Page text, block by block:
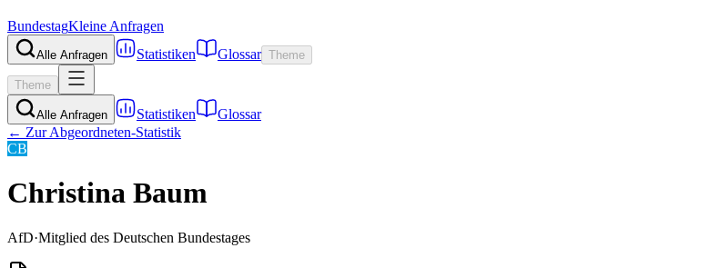
BundestagKleine Anfragen
Alle Anfragen Statistiken Glossar Theme
Theme
Alle Anfragen Statistiken
Glossar
← Zur Abgeordneten-Statistik
CB
Christina Baum
AfD·Mitglied des Deutschen Bundestages